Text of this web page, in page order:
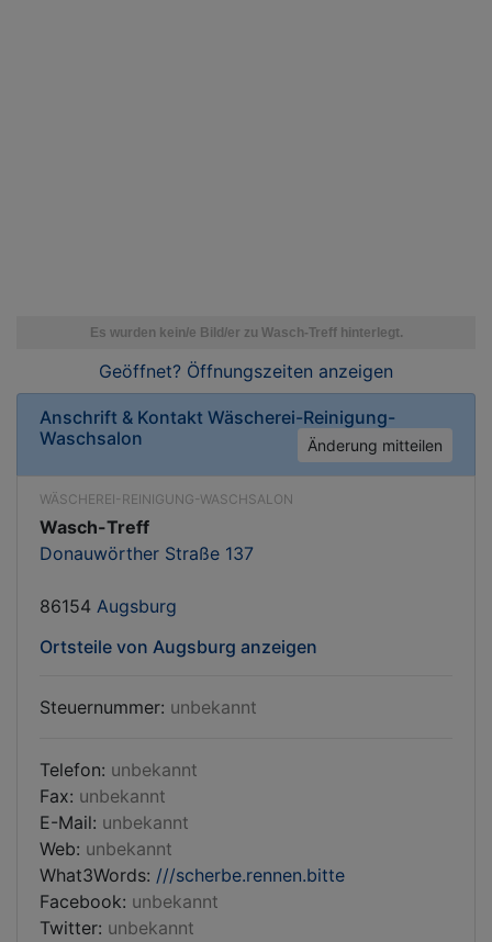
Geöffnet? Öffnungszeiten anzeigen
Anschrift & Kontakt Wäscherei-Reinigung-
Waschsalon
Änderung mitteilen
WÄSCHEREI-REINIGUNG-WASCHSALON
Wasch-Treff
Donauwörther Straße 137
86154 Augsburg
Ortsteile von Augsburg anzeigen
Steuernummer: unbekannt
Telefon: unbekannt
Fax: unbekannt
E-Mail: unbekannt
Web: unbekannt
What3Words: ///scherbe.rennen.bitte
Facebook: unbekannt
Twitter: unbekannt